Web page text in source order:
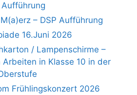
– DSP Aufführung
16.Juni 2026
/ Lampenschirme –
in Klasse 10 in der
Frühlingskonzert 2026